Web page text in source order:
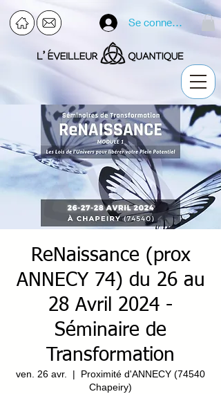
Se connecter
ReNaissance (prox
ANNECY 74) du 26 au
28 Avril 2024 -
Séminaire de
Transformation
ven. 26 avr.
  |
Proximité d'ANNECY (74540
Chapeiry)